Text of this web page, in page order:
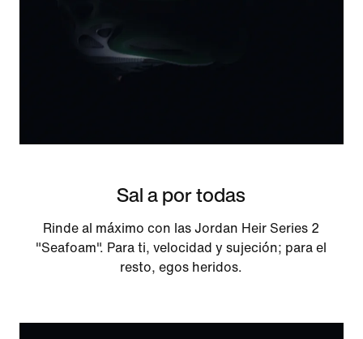
Sal a por todas
Rinde al máximo con las Jordan Heir Series 2
"Seafoam". Para ti, velocidad y sujeción; para el
resto, egos heridos.